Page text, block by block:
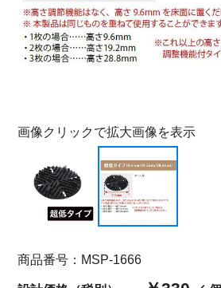
画像クリックで拡大画像を表示
商品番号：MSP-1666